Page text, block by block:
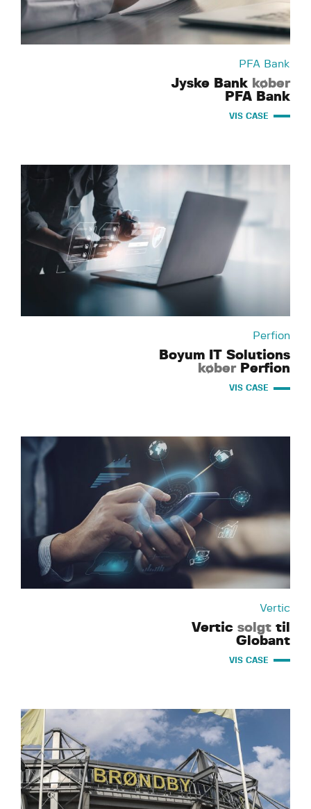
PFA Bank
Jyske Bank køber
PFA Bank
VIS CASE
Perfion
Boyum IT Solutions
køberPerfion
VIS CASE
Vertic
Vertic solgt til
Globant
VIS CASE